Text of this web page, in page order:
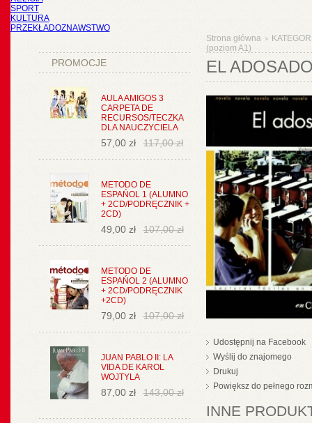
SPORT
KULTURA
PRZEKŁADOZNAWSTWO
PROMOCJE
AULA AMIGOS 3
CARPETA DE
RECURSOS/TECZKA
DLA NAUCZYCIELA
57,00 zł 117,00 zł
METODO DE
ESPAŃOL 1 (ALUMNO
+ 2CD/PODRĘCZNIK +
2CD)
49,00 zł 107,00 zł
METODO DE
ESPAŃOL 2 (ALUMNO
+ 2CD/PODRĘCZNIK
+2CD)
79,00 zł 107,00 zł
JUAN PABLO II: LA
VIDA DE KAROL
WOJTYLA
87,00 zł 143,00 zł
Strona główna >
(poziom A1)
EL
Udostępnij na Facebook
Wyślij do znajomego
Drukuj
Powiększ do pełnego
INNE